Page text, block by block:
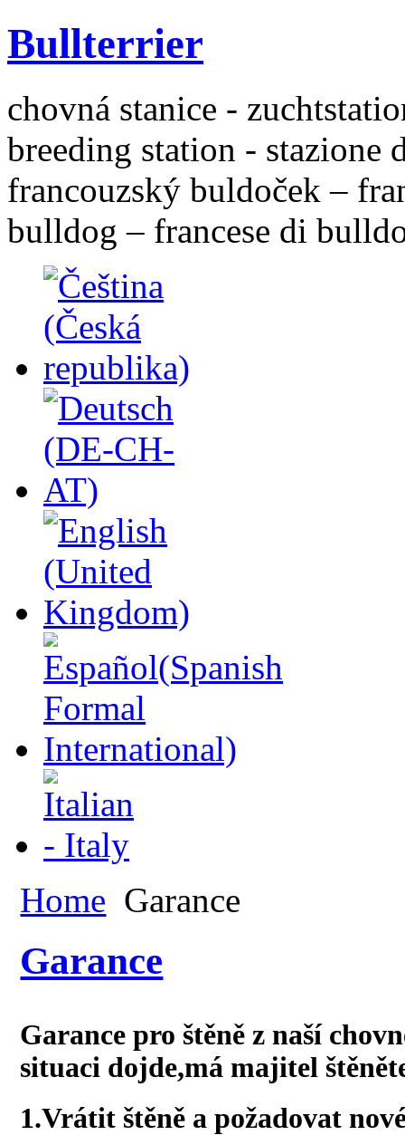
Bullterrier
chovná stanice -
breeding station - stazione
francouzský buldoček –
bulldog – francese di
Home Garance
Garance
Garance pro štěně z naší
situaci dojde,má majitel
1.Vrátit štěně a požadovat